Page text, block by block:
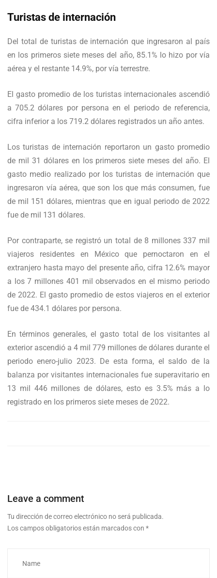
Turistas de internación
Del total de turistas de internación que ingresaron al país
en los primeros siete meses del año, 85.1% lo hizo por vía
aérea y el restante 14.9%, por vía terrestre.
El gasto promedio de los turistas internacionales ascendió
a 705.2 dólares por persona en el periodo de referencia,
cifra inferior a los 719.2 dólares registrados un año antes.
Los turistas de internación reportaron un gasto promedio
de mil 31 dólares en los primeros siete meses del año. El
gasto medio realizado por los turistas de internación que
ingresaron vía aérea, que son los que más consumen, fue
de mil 151 dólares, mientras que en igual periodo de 2022
fue de mil 131 dólares.
Por contraparte, se registró un total de 8 millones 337 mil
viajeros residentes en México que pernoctaron en el
extranjero hasta mayo del presente año, cifra 12.6% mayor
a los 7 millones 401 mil observados en el mismo periodo
de 2022. El gasto promedio de estos viajeros en el exterior
fue de 434.1 dólares por persona.
En términos generales, el gasto total de los visitantes al
exterior ascendió a 4 mil 779 millones de dólares durante el
periodo enero-julio 2023. De esta forma, el saldo de la
balanza por visitantes internacionales fue superavitario en
13 mil 446 millones de dólares, esto es 3.5% más a lo
registrado en los primeros siete meses de 2022.
Leave a comment
Tu dirección de correo electrónico no será publicada.
Los campos obligatorios están marcados con *